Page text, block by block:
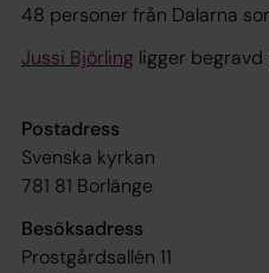
48 personer från Dalarna
Jussi Björling ligger begravd
Postadress
Svenska kyrkan
781 81 Borlänge
Besöksadress
Prostgårdsallén 11